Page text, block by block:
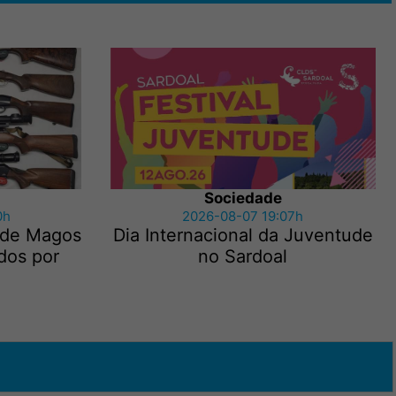
Magos
por
Sociedade
2026-08-07 19:07h
Dia Internacional da Juventude
no Sardoal